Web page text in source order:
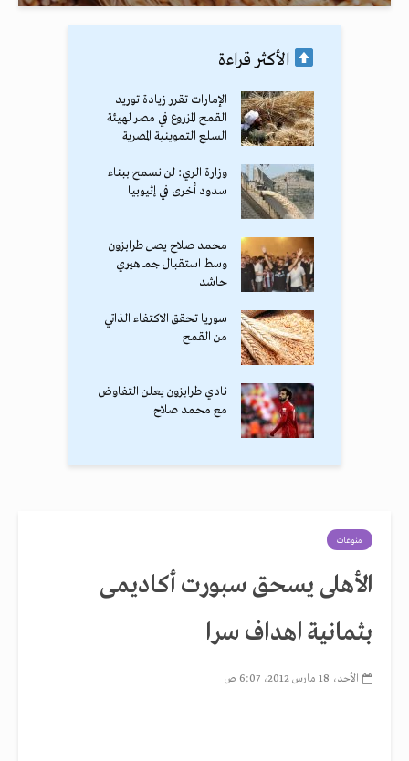
الأكثر قراءة
الإمارات تقرر زيادة توريد
القمح المزروع في مصر لهيئة
السلع التموينية المصرية
وزارة الري: لن نسمح ببناء
سدود أخرى في إثيوبيا
محمد صلاح يصل طرابزون
وسط استقبال جماهيري
حاشد
سوريا تحقق الاكتفاء الذاتي
من القمح
نادي طرابزون يعلن التفاوض
مع محمد صلاح
منوعات
الأهلى يسحق سبورت أكاديمى
بثمانية اهداف سرا
الأحد، 18 مارس 2012، 6:07 ص